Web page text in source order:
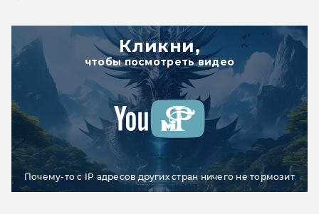
Кликни,
чтобы посмотреть видео
Почему-то с IP адресов других стран ничего не тормозит